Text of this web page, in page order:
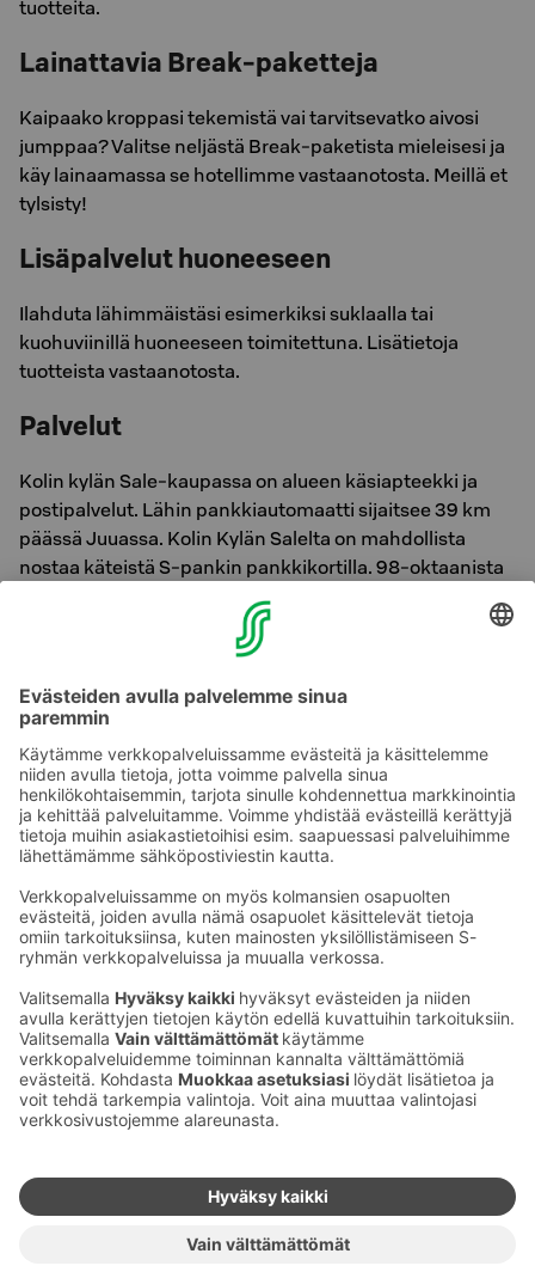
tuotteita.
Lainattavia Break-paketteja
Kaipaako kroppasi tekemistä vai tarvitsevatko aivosi
jumppaa? Valitse neljästä Break-paketista mieleisesi ja
käy lainaamassa se hotellimme vastaanotosta. Meillä et
tylsisty!
Lisäpalvelut huoneeseen
Ilahduta lähimmäistäsi esimerkiksi suklaalla tai
kuohuviinillä huoneeseen toimitettuna. Lisätietoja
tuotteista vastaanotosta.
Palvelut
Kolin kylän Sale-kaupassa on alueen käsiapteekki ja
postipalvelut. Lähin pankkiautomaatti sijaitsee 39 km
päässä Juuassa. Kolin Kylän Salelta on mahdollista
nostaa käteistä S-pankin pankkikortilla. 98-oktaanista
polttoainetta ja dieseliä saa ABC-automaatista Kolin
Talvella pääset jäätietä myös Lieksan keskustaan, jossa
on vireä kaupunkikeskus palveluineen – kesällä
Lieksaan pääset kiertotietä Pielisen ympäri. Joensuuhun
on matkaa 75 km.
Ota yhteyttä
Hotellien yhteystiedot
Asiakaspalvelun yhteystiedot›
Palaute
Anna palautetta
Sokos Hotels uutiskirje
Tilaa uutiskirje
Saat Sokos Hotellien uusimmat
edut ja uutiset sähköpostiisi
kuukausittain.
Palkinnot ja sertifikaatit
Sokos Hotels somessa
Sokos Hotels
Facebookissa
Sokos Hotels
Sokos
Hotels
Sokos
Hotels